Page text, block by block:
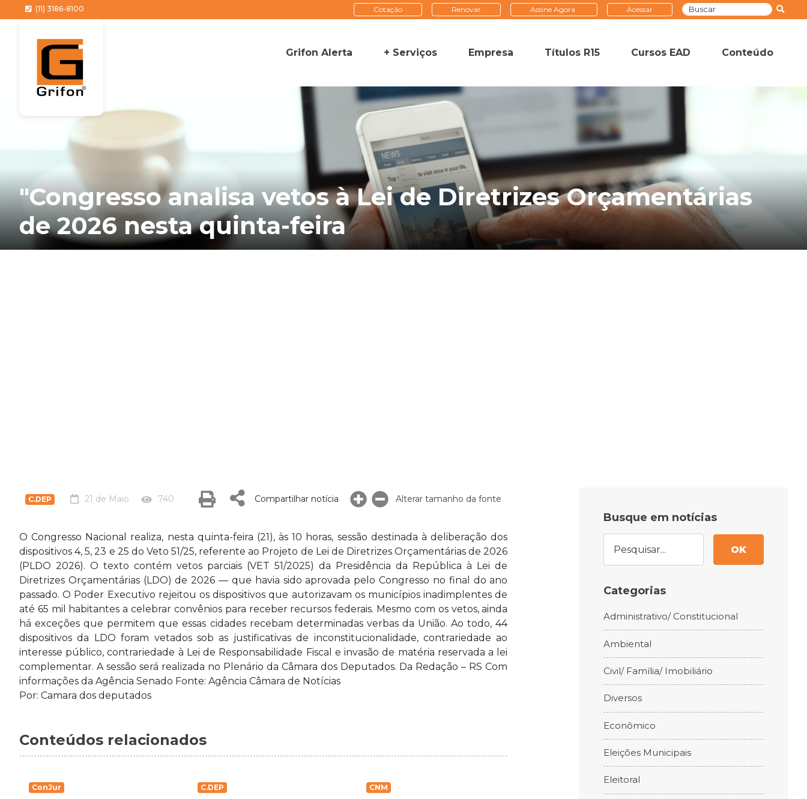
(11) 3186-8100 Cotação Renovar Assine Agora Acessar
Grifon Alerta + Serviços Empresa Títulos R15 Cursos EAD Conteúdo
"Congresso analisa vetos à Lei de Diretrizes Orçamentárias
de 2026 nesta quinta-feira
C.DEP 21 de Maio 740 Compartilhar notícia Alterar tamanho da fonte
O Congresso Nacional realiza, nesta quinta-feira (21), às 10 horas, sessão destinada à deliberação dos
dispositivos 4, 5, 23 e 25 do Veto 51/25, referente ao Projeto de Lei de Diretrizes Orçamentárias de 2026
(PLDO 2026). O texto contém vetos parciais (VET 51/2025) da Presidência da República à Lei de
Diretrizes Orçamentárias (LDO) de 2026 — que havia sido aprovada pelo Congresso no final do ano
passado. O Poder Executivo rejeitou os dispositivos que autorizavam os municípios inadimplentes de
até 65 mil habitantes a celebrar convênios para receber recursos federais. Mesmo com os vetos, ainda
há exceções que permitem que essas cidades recebam determinadas verbas da União. Ao todo, 44
dispositivos da LDO foram vetados sob as justificativas de inconstitucionalidade, contrariedade ao
interesse público, contrariedade à Lei de Responsabilidade Fiscal e invasão de matéria reservada a lei
complementar. A sessão será realizada no Plenário da Câmara dos Deputados. Da Redação – RS Com
informações da Agência Senado Fonte: Agência Câmara de Notícias
Por: Camara dos deputados
Conteúdos relacionados
ConJur C.DEP CNM
Busque em notícias
OK
Categorias
Administrativo/ Constitucional
Ambiental
Civil/ Família/ Imobiliário
Diversos
Econômico
Eleições Municipais
Eleitoral